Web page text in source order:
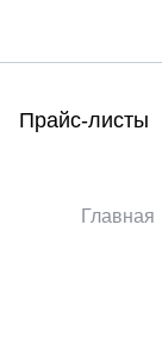
Прайс-листы
Главная